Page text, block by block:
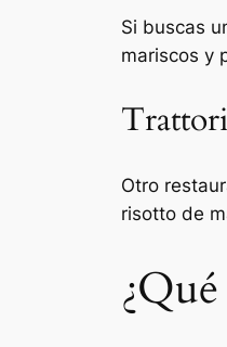
Si buscas
mariscos y
Otro
risotto de